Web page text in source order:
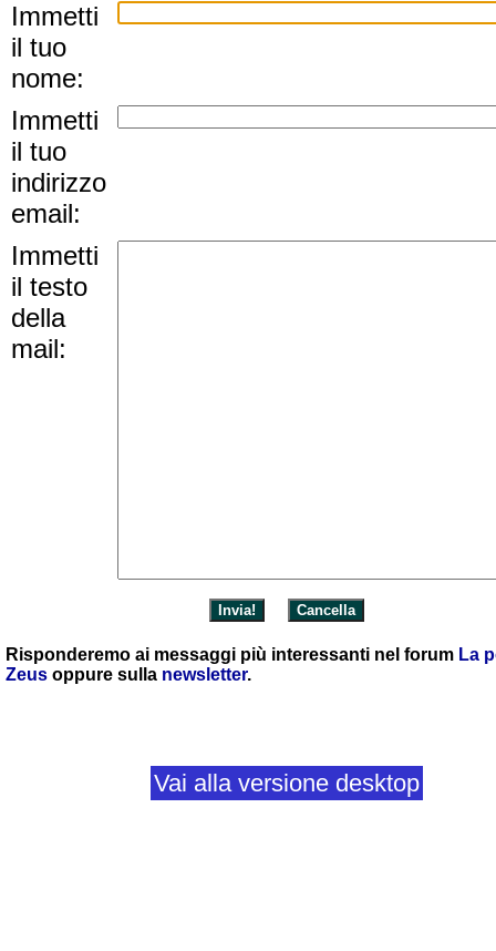
Immetti
il tuo
nome:
Immetti
il tuo
indirizzo
email:
Immetti
il testo
della
mail:
Risponderemo ai messaggi più interessanti nel forum La
Zeus oppure sulla newsletter.
Vai alla versione desktop